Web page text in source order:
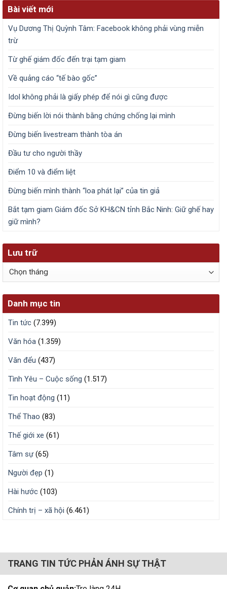
Bài viết mới
Vụ Dương Thị Quỳnh Tâm: Facebook không phải vùng miễn
trừ
Từ ghế giám đốc đến trại tạm giam
Về quảng cáo “tế bào gốc”
Idol không phải là giấy phép để nói gì cũng được
Đừng biến lời nói thành bằng chứng chống lại mình
Đừng biến livestream thành tòa án
Đầu tư cho người thầy
Điểm 10 và điểm liệt
Đừng biến mình thành “loa phát lại” của tin giả
Bắt tạm giam Giám đốc Sở KH&CN tỉnh Bắc Ninh: Giữ ghế hay
giữ mình?
Lưu trữ
Lưu
Danh mục tin
Tin tức (7.399)
Văn hóa (1.359)
Văn đểu (437)
Tình Yêu – Cuộc sống (1.517)
Tin hoạt động (11)
Thể Thao (83)
Thế giới xe (61)
Tâm sự(65)
Người đẹp (1)
Hài hước (103)
Chính trị – xã hội (6.461)
TRANG TIN TỨC PHẢN ÁNH SỰ THẬT